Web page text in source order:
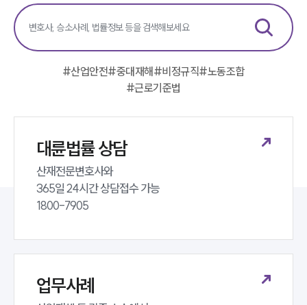
노동산재전문변호사
법률 블로그
#산업안전#중대재해#비정규직#노동조합
#근로기준법
대륜법률 상담
산재전문변호사와
365일 24시간 상담접수 가능
1800-7905
업무사례